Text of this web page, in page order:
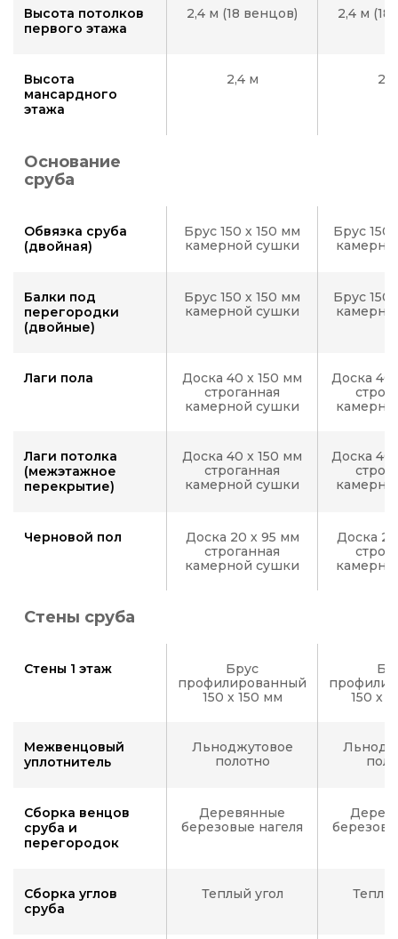
Высота потолков
первого этажа
2,4 м (18 венцов) 2,4 м (18
Высота
мансардного
этажа
2,4 м
Основание
сруба
Обвязка сруба
(двойная)
Брус 150 х 150 мм
камерной сушки
Брус 150
Балки под
перегородки
(двойные)
Брус 150 х 150 мм
камерной сушки
Брус 150
Лаги пола
Доска 40 x 150 мм
строганная
камерной сушки
Доска 40
Лаги потолка
(межэтажное
перекрытие)
Доска 40 x 150 мм
строганная
камерной сушки
Доска 40
Черновой пол
Доска 20 х 95 мм
строганная
камерной сушки
Доска
Стены сруба
Стены 1 этаж
Брус
профилированный
150 х 150 мм
150 х
Межвенцовый
уплотнитель
Льноджутовое
полотно
Сборка венцов
сруба и
перегородок
Деревянные
березовые нагеля
Сборка углов
сруба
Теплый угол